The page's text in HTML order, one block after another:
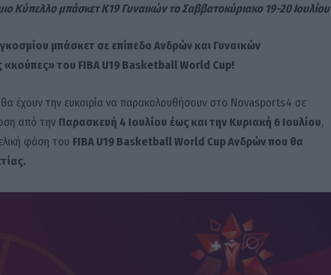
Κύπελλο μπάσκετ Κ19 Γυναικώντο Σαββατοκύριακο 19-20 Ιουλίου
μπάσκετ σε επίπεδο Ανδρών και Γυναικών
«κούπες» του FIBAU19 Basketball World Cup!
έχουν την ευκαιρία να παρακολουθήσουν στο Novasports4 σε
από την Παρασκευή 4 Ιουλίου έως και την Κυριακή 6 Ιουλίου,
φάση του FIBA U19 Basketball World Cup Ανδρών που θα